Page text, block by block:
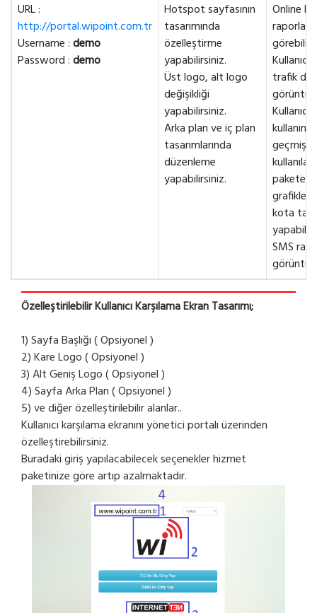
URL :
http://portal.wipoint.com.tr
Username :demo
Password :demo
Hotspot sayfasının
tasarımında
özelleştirme
yapabilirsiniz.
Üst logo, alt logo
değişikliği
yapabilirsiniz.
Arka plan ve iç plan
tasarımlarında
düzenleme
yapabilirsiniz.
Online
trafik
kullanım
pakete
grafikler
kota
SMS
Özelleştirilebilir Kullanıcı Karşılama Ekran Tasarımı;
1) Sayfa Başlığı ( Opsiyonel )
2) Kare Logo ( Opsiyonel )
3) Alt Geniş Logo ( Opsiyonel )
4) Sayfa Arka Plan ( Opsiyonel )
5) ve diğer özelleştirilebilir alanlar..
Kullanıcı karşılama ekranını yönetici portalı üzerinden
özelleştirebilirsiniz.
Buradaki giriş yapılacabilecek seçenekler hizmet
paketinize göre artıp azalmaktadır.